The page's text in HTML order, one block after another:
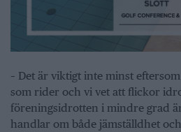
– Det är viktigt inte minst
som rider och vi vet att flickor
föreningsidrotten i mindre grad
handlar om både jämställdhet